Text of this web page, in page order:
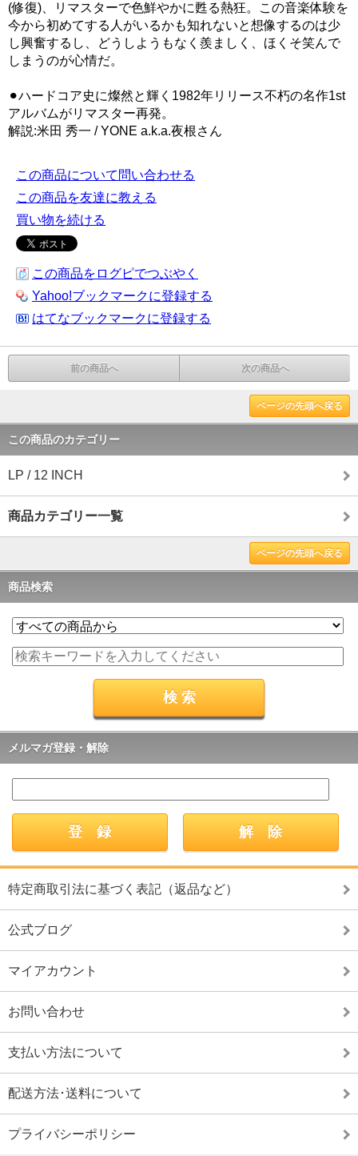
(修復)、リマスターで色鮮やかに甦る熱狂。この音楽体験を
今から初めてする人がいるかも知れないと想像するのは少
し興奮するし、どうしようもなく羨ましく、ほくそ笑んで
しまうのが心情だ。
⚫︎ハードコア史に燦然と輝く1982年リリース不朽の名作1st
アルバムがリマスター再発。
解説:米田 秀一 / YONE a.k.a.夜根さん
この商品について問い合わせる
この商品を友達に教える
買い物を続ける
この商品をログピでつぶやく
Yahoo!ブックマークに登録する
はてなブックマークに登録する
前の商品へ 次の商品へ
ページの先頭へ戻る
この商品のカテゴリー
LP / 12 INCH
商品カテゴリー一覧
ページの先頭へ戻る
商品検索
メルマガ登録・解除
特定商取引法に基づく表記（返品など）
公式ブログ
マイアカウント
お問い合わせ
支払い方法について
配送方法･送料について
プライバシーポリシー